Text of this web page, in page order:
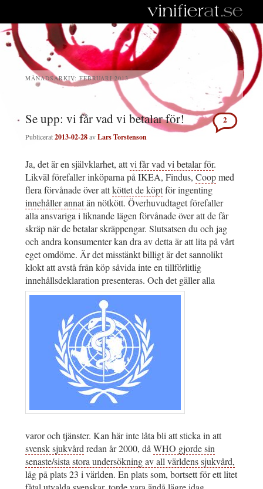
MÅNADSARKIV:FEBRUARI 2013
Se upp: vi får vad vi betalar för!
Publicerat2013-02-28avLars Torstenson
2
Ja, det är en självklarhet, attvi får vad vi betalar för.
Likväl förefaller inköparna på IKEA, Findus, Coopmed
flera förvånade över attköttet de köptför ingenting
innehåller annatän nötkött. Överhuvudtaget förefaller
alla ansvariga i liknande lägen förvånade över att de får
skräp när de betalar skräppengar. Slutsatsen du och jag
och andra konsumenter kan dra av detta är att lita på vårt
eget omdöme. Är det misstänkt billigt är det sannolikt
klokt att avstå från köp såvida inte en tillförlitlig
innehållsdeklaration presenteras. Och det gäller alla
varor och tjänster. Kan här inte låta bli att sticka in att
svensk sjukvård redan år 2000, då WHO gjorde sin
senaste/sista stora undersökning av all världens sjukvård,
låg på plats 23 i världen. En plats som, bortsett för ett litet